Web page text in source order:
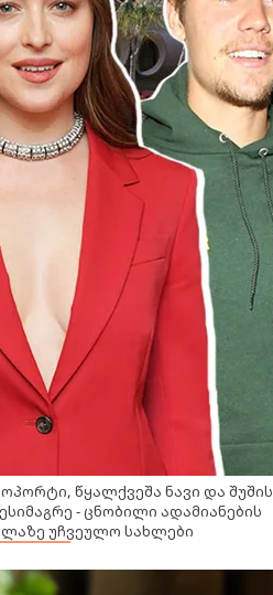
წყალქვეშა ნავი და შუშის
- ცნობილი ადამიანების
უჩვეულო სახლები